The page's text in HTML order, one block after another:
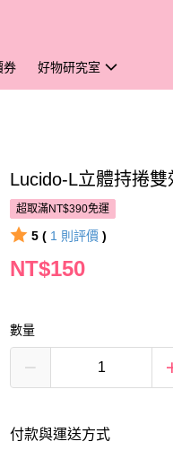
券 好物研究室
Lucido-L立體持捲雙
超取滿NT$390免運
5 ( 1 則評價 )
NT$150
數量
付款與運送方式